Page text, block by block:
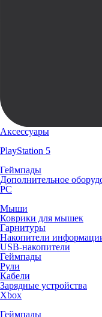
Аксессуары
PlayStation 5
Геймпады
Дополнительное
PC
Мыши
Коврики для мышек
Гарнитуры
Накопители
USB-накопители
Геймпады
Рули
Кабели
Зарядные устройства
Xbox
Геймпады